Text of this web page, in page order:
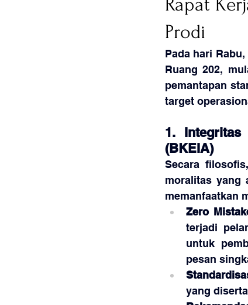
Peringatan Penting
Rapat
Prodi
Pada hari
Ruang 202,
pemantapan
target
1.
(BKEIA)
Secara
moralitas yang
memanfaatkan
Zero
terjadi
untuk
pesan
yang